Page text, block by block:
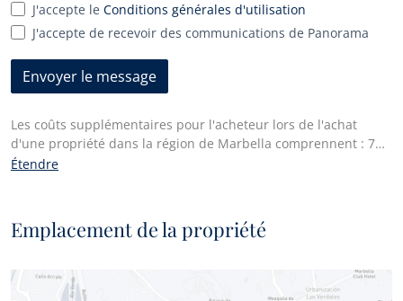
J'accepte le Conditions générales d'utilisation
J'accepte de recevoir des communications de Panorama
Envoyer le message
Les coûts supplémentaires pour l'acheteur lors de l'achat
d'une propriété dans la région de Marbella comprennent : 7%
I.T.P. (Impuesto de Transmisiones Patrimoniales) pour toutes
En outre, l'acheteur paie les honoraires du notaire et les frais
d'enregistrement des actes au registre foncier. Conformément
une copie de la fiche d'information de cette propriété est
disponible à notre bureau principal à l'Edif. Centro Expo, Blvd.
Étendre
Emplacement de la propriété